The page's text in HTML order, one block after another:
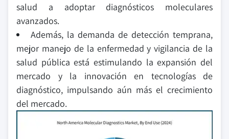
salud a adoptar diagnósticos moleculares
avanzados.
Además, la demanda de detección temprana,
mejor manejo de la enfermedad y vigilancia de la
salud pública está estimulando la expansión del
mercado y la innovación en tecnologías de
diagnóstico, impulsando aún más el crecimiento
del mercado.